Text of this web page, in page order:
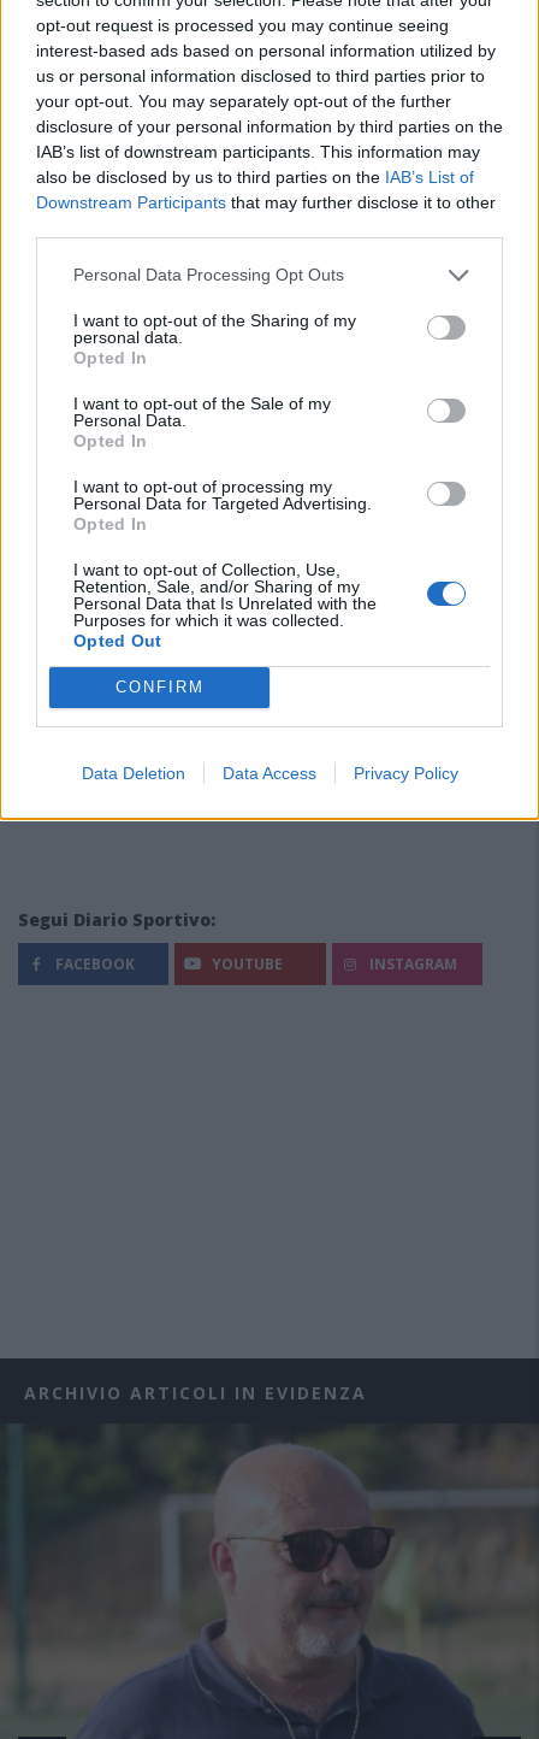
opt-out request is processed you may continue seeing
interest-based ads based on personal information utilized by
us or personal information disclosed to third parties prior to
your opt-out. You may separately opt-out of the further
disclosure of your personal information by third parties on the
IAB’s list of downstream participants. This information may
also be disclosed by us to third parties on the IAB’s List of
Downstream Participants that may further disclose it to other
Personal Data Processing Opt Outs
I want to opt-out of the Sharing of my
personal data.
Opted In
I want to opt-out of the Sale of my
Personal Data.
Opted In
I want to opt-out of processing my
Personal Data for Targeted Advertising.
Opted In
I want to opt-out of Collection, Use,
Retention, Sale, and/or Sharing of my
Personal Data that Is Unrelated with the
Purposes for which it was collected.
Opted Out
CONFIRM
Data Deletion Data Access Privacy Policy
L'Ossese si prepara all'esordio in D: Forzati,
Cabrera, Tesio, Limongelli, Bolzicco e tanti
giovani tra i…
Le 5 sarde ancora nel girone G con 8 squadre
laziali, 4 campane e la novità dei molisani del
Venafro
6 Ago 2026
Coppa Italia: Aranova-Ossese il 23, i derby
6 Ago 2026
Anche il Fasano out e le ammissioni salgono
a sei, l'Ilva è la prima società tra le non
Segui Diario Sportivo:
FACEBOOK YOUTUBE INSTAGRAM
ARCHIVIO ARTICOLI IN EVIDENZA